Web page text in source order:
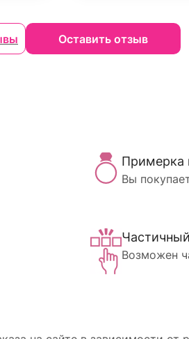
Оставить отзыв
Примерка
Вы
Возможен